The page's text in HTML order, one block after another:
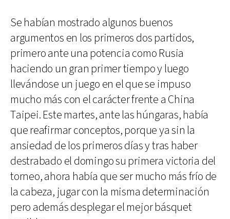
Se habían mostrado algunos buenos
argumentos en los primeros dos partidos,
primero ante una potencia como Rusia
haciendo un gran primer tiempo y luego
llevándose un juego en el que se impuso
mucho más con el carácter frente a China
Taipei. Este martes, ante las húngaras, había
que reafirmar conceptos, porque ya sin la
ansiedad de los primeros días y tras haber
destrabado el domingo su primera victoria del
torneo, ahora había que ser mucho más frío de
la cabeza, jugar con la misma determinación
pero además desplegar el mejor básquet